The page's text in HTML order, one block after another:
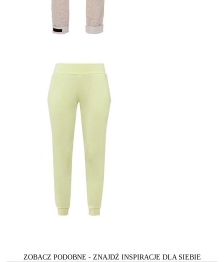
ZOBACZ PODOBNE - ZNAJDŻ INSPIRACJE DLA SIEBIE